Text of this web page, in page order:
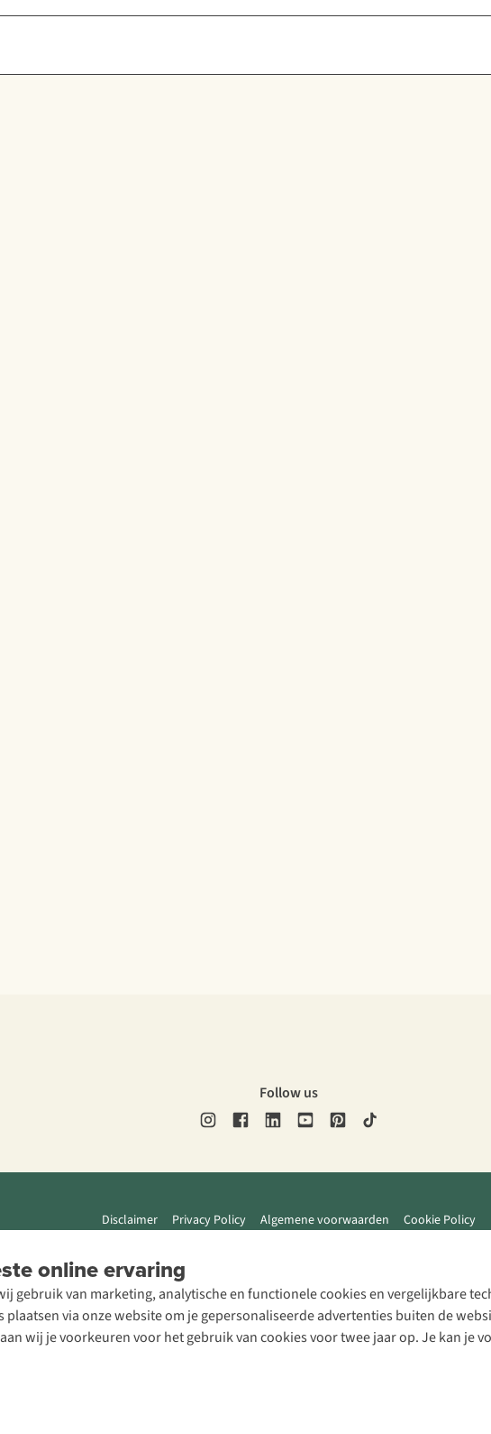
online ervaring
gebruik van marketing, analytische en functionele cookies en vergelijkbare
via onze website om je gepersonaliseerde advertenties buiten de
wij je voorkeuren voor het gebruik van cookies voor twee jaar op. Je kan je
Follow us
Disclaimer Privacy Policy Algemene voorwaarden Cookie Policy